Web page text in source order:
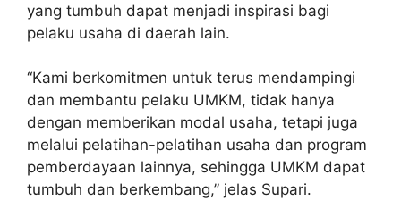
yang tumbuh dapat menjadi inspirasi bagi
pelaku usaha di daerah lain.
“Kami berkomitmen untuk terus mendampingi
dan membantu pelaku UMKM, tidak hanya
dengan memberikan modal usaha, tetapi juga
melalui pelatihan-pelatihan usaha dan program
pemberdayaan lainnya, sehingga UMKM dapat
tumbuh dan berkembang,” jelas Supari.